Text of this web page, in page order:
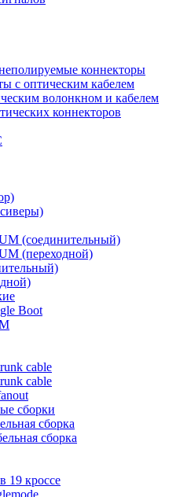
коннекторы
с оптическим кабелем
волонкном и кабелем
коннекторов
(соединительный)
(переходной)
Boot
cable
cable
сборки
сборка
сборка
19 кроссе